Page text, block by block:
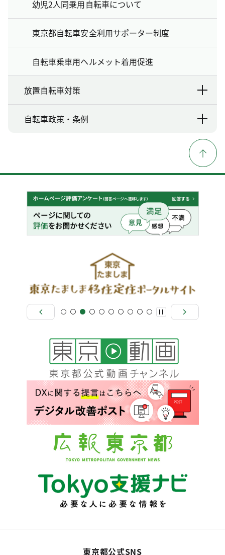
幼児2人同乗用自転車について
東京都自転車安全利用サポーター制度
自転車乗車用ヘルメット着用促進
放置自転車対策
自転車政策・条例
東京都公式SNS